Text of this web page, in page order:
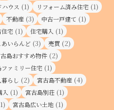
ハウス (1) リフォーム済み住宅 (1)
不動産 (3) 中古一戸建て (1)
宅 (1) 住宅購入 (1)
いらんど (3) 売買 (2)
島おすすめ物件 (2)
ァミリー住宅 (1)
らし (2) 宮古島不動産 (4)
入 (1) 宮古島別荘 (1)
宮古島広い土地 (1)